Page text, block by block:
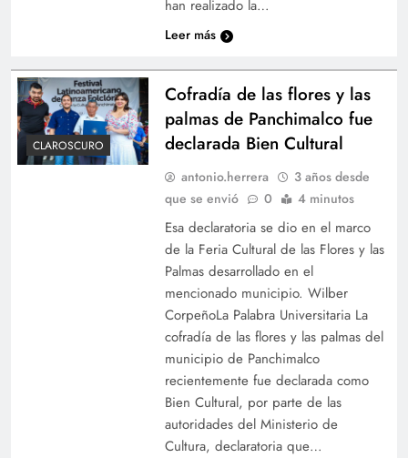
han realizado la…
Leer más
CLAROSCURO
Cofradía de las flores y las
palmas de Panchimalco fue
declarada Bien Cultural
antonio.herrera
3 años desde
que se envió
0 4 minutos
Esa declaratoria se dio en el marco
de la Feria Cultural de las Flores y las
Palmas desarrollado en el
mencionado municipio. Wilber
CorpeñoLa Palabra Universitaria La
cofradía de las flores y las palmas del
municipio de Panchimalco
recientemente fue declarada como
Bien Cultural, por parte de las
autoridades del Ministerio de
Cultura, declaratoria que…